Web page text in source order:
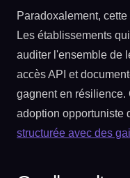
Paradoxalement,
Les établissements
auditer l'ensemble de
accès API et
gagnent en résilience.
adoption opportuniste
structurée avec des